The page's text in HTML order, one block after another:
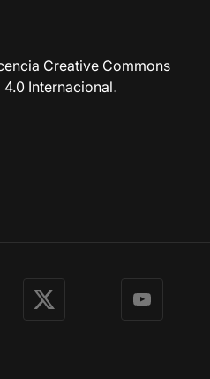
Creative Commons
Internacional.
X YouTube